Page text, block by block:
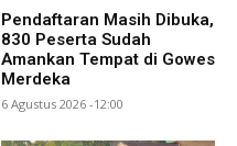
Pendaftaran Masih Dibuka,
830 Peserta Sudah
Amankan Tempat di Gowes
Merdeka
6 Agustus 2026 -12:00